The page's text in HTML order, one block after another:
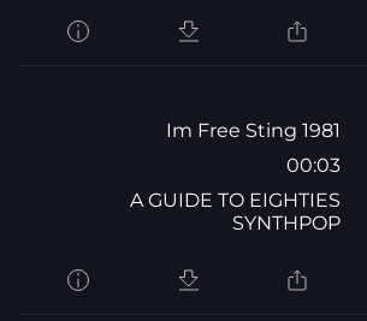
1981 Im Free Sting
00:03
A GUIDE TO EIGHTIES
SYNTHPOP